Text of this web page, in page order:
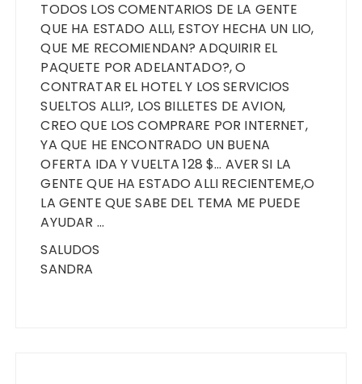
TODOS LOS COMENTARIOS DE LA GENTE
QUE HA ESTADO ALLI, ESTOY HECHA UN LIO,
QUE ME RECOMIENDAN? ADQUIRIR EL
PAQUETE POR ADELANTADO?, O
CONTRATAR EL HOTEL Y LOS SERVICIOS
SUELTOS ALLI?, LOS BILLETES DE AVION,
CREO QUE LOS COMPRARE POR INTERNET,
YA QUE HE ENCONTRADO UN BUENA
OFERTA IDA Y VUELTA 128 $… AVER SI LA
GENTE QUE HA ESTADO ALLI RECIENTEME,O
LA GENTE QUE SABE DEL TEMA ME PUEDE
AYUDAR …
SALUDOS
SANDRA